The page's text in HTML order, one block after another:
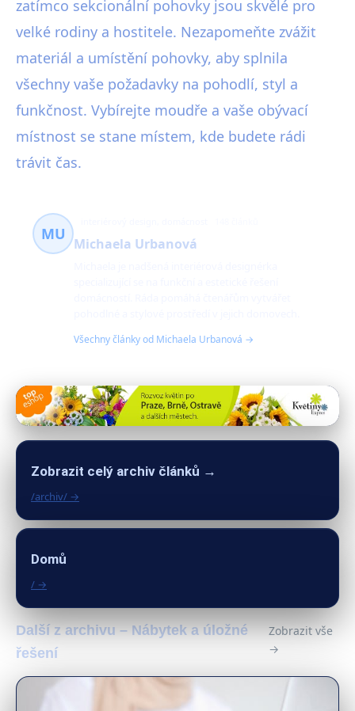
zatímco sekcionální pohovky jsou skvělé pro
velké rodiny a hostitele. Nezapomeňte zvážit
materiál a umístění pohovky, aby splnila
všechny vaše požadavky na pohodlí, styl a
funkčnost. Vybírejte moudře a vaše obývací
místnost se stane místem, kde budete rádi
trávit čas.
MU
Michaela Urbanová
Všechny články od Michaela Urbanová →
Zobrazit celý archiv článků →
/archiv/ →
Domů
/ →
Další z archivu – Nábytek a úložné
řešení
Zobrazit vše
→